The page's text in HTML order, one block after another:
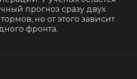
прогноз сразу двух
но от этого зависит
фронта.